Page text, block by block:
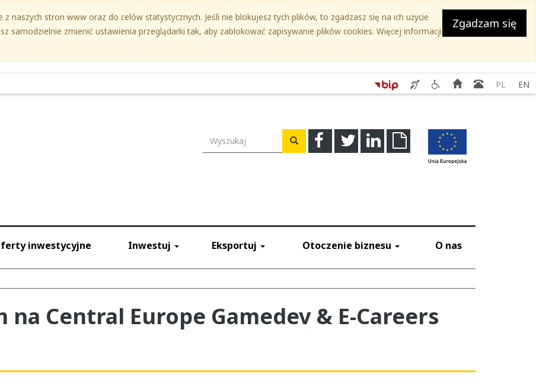
Zgadzam się
naszych stron www oraz do celów statystycznych. Jeśli nie blokujesz tych plików, to zgadzasz się na ich użycie
samodzielnie zmienić ustawienia przeglądarki tak, aby zablokować zapisywanie plików cookies. Więcej informacji
Serwis
SEKAP
usług
tłumacza
migowego
Serwis
Ślaskie.
-
Kontakty
do
instytucji
Strona
główna
Książka
PL EN
FacebookTwitterLinkedinDownload
Wyszukiwarka Wyszukaj
inwestycyjne Inwestuj Eksportuj Otoczenie biznesu O nas
Central Europe Gamedev & E-Careers